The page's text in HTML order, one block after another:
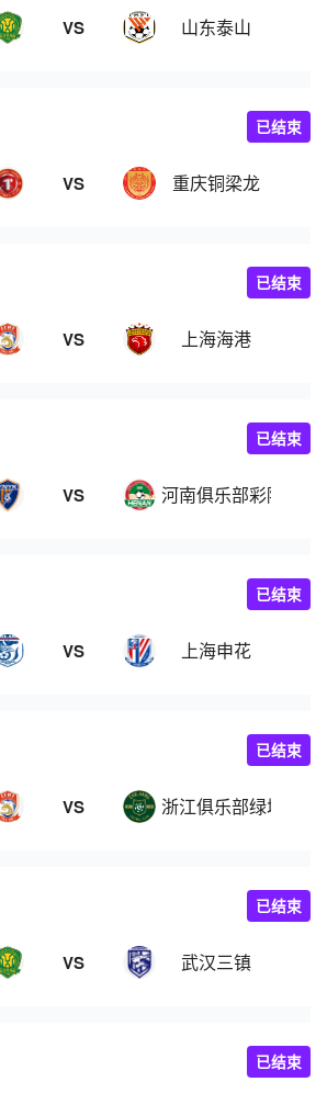
VS 山东泰山
VS 重庆铜梁龙
已结束
VS 上海海港
已结束
VS 河南俱乐部彩陶坊
已结束
VS 上海申花
已结束
VS 浙江俱乐部绿城
已结束
VS 武汉三镇
已结束
已结束